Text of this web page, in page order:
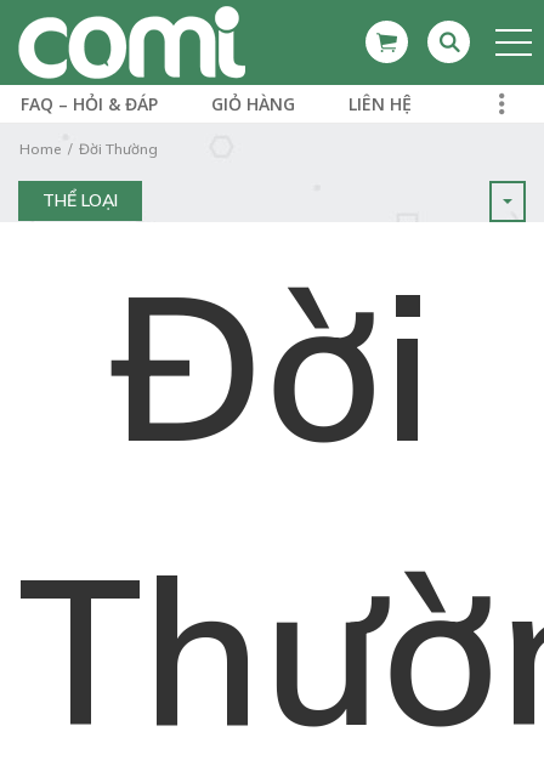
FAQ – HỎI & ĐÁP GIỎ HÀNG LIÊN HỆ
Home Đời Thường
THỂ LOẠI
Đời